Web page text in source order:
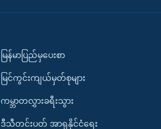
မြန်မာပြည်မှပေးစာ
မြင်ကွင်းကျယ်မှတ်စုများ
ကမ္ဘာတလွှားခရီးသွား
ဒီသီတင်းပတ် အာရှနိုင်ငံရေး